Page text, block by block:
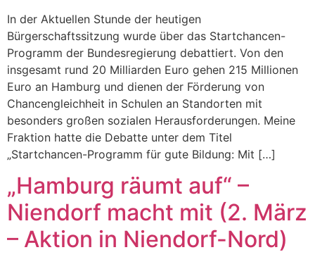
In der Aktuellen Stunde der heutigen
Bürgerschaftssitzung wurde über das Startchancen-
Programm der Bundesregierung debattiert. Von den
insgesamt rund 20 Milliarden Euro gehen 215 Millionen
Euro an Hamburg und dienen der Förderung von
Chancengleichheit in Schulen an Standorten mit
besonders großen sozialen Herausforderungen. Meine
Fraktion hatte die Debatte unter dem Titel
„Startchancen-Programm für gute Bildung: Mit […]
„Hamburg räumt auf“ –
Niendorf macht mit (2. März
– Aktion in Niendorf-Nord)